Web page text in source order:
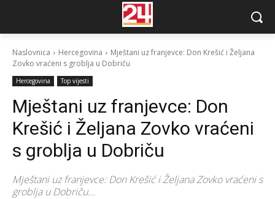
Naslovnica Hercegovina
Mještani uz franjevce: Don Krešić i Željana
Zovko vraćeni s groblja u Dobriču
Hercegovina Top vijesti
Mještani uz franjevce: Don
Krešić i Željana Zovko vraćeni
s groblja u Dobriču
Mještani uz franjevce: Don Krešić i Željana Zovko vraćeni s
groblja u Dobriču...